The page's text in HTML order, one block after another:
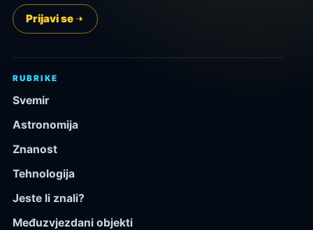
Prijavi se
RUBRIKE
Svemir
Astronomija
Znanost
Tehnologija
Jeste li znali?
Međuzvjezdani objekti